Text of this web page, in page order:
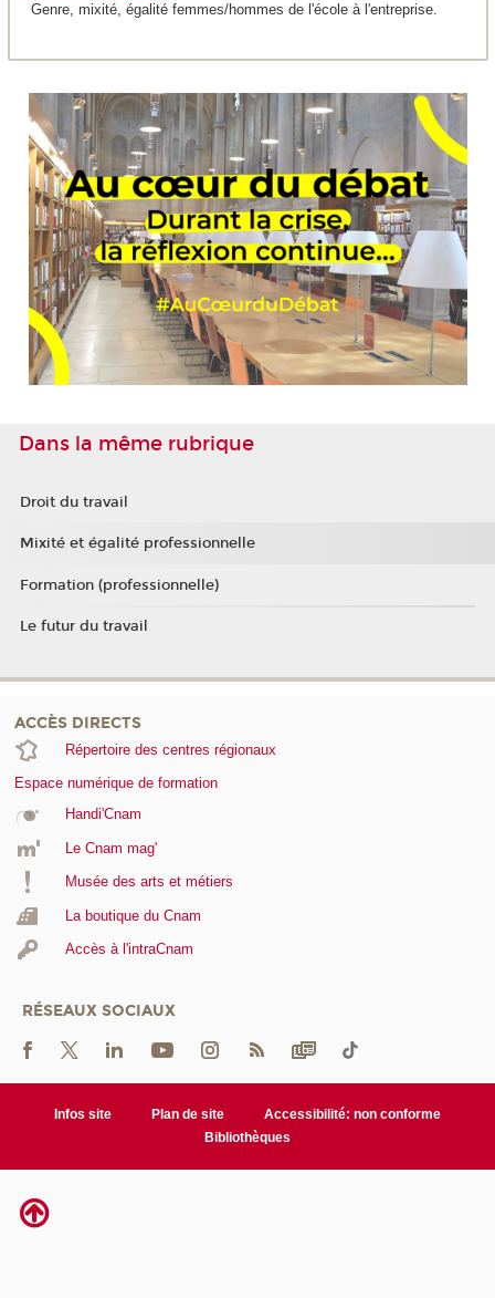
Genre, mixité, égalité femmes/hommes de l'école à l'entreprise.
Dans la même rubrique
Droit du travail
Mixité et égalité professionnelle
Formation (professionnelle)
Le futur du travail
ACCÈS DIRECTS
Répertoire des centres régionaux
Espace numérique de formation
Handi'Cnam
Le Cnam mag'
Musée des arts et métiers
La boutique du Cnam
Accès à l'intraCnam
RÉSEAUX SOCIAUX
Infos site Plan de site
Accessibilité: non conforme
Bibliothèques